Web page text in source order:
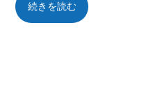
続きを読む